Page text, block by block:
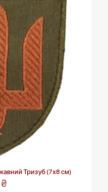
Тризуб (7х8 см)
₴